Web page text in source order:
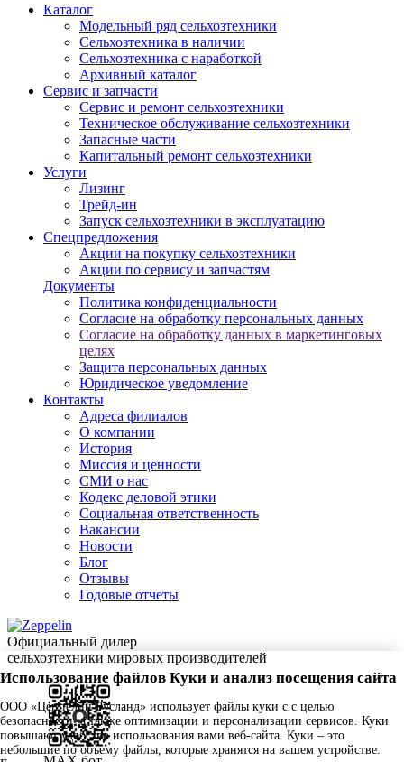
Каталог
Модельный ряд сельхозтехники
Сельхозтехника в наличии
Сельхозтехника с наработкой
Архивный каталог
Сервис и запчасти
Сервис и ремонт сельхозтехники
Техническое обслуживание сельхозтехники
Запасные части
Капитальный ремонт сельхозтехники
Услуги
Лизинг
Трейд-ин
Запуск сельхозтехники в эксплуатацию
Спецпредложения
Акции на покупку сельхозтехники
Акции по сервису и запчастям
Документы
Политика конфиденциальности
Согласие на обработку персональных данных
Согласие на обработку данных в маркетинговых
целях
Защита персональных данных
Юридическое уведомление
Контакты
Адреса филиалов
О компании
История
Миссия и ценности
СМИ о нас
Кодекс деловой этики
Социальная ответственность
Вакансии
Новости
Блог
Отзывы
Годовые отчеты
Официальный дилер
сельхозтехники мировых производителей
Использование файлов Куки и анализ посещения сайта
ООО «Цеппелин Русланд» использует файлы куки c с целью
безопасности, а также оптимизации и персонализации сервисов. Куки
повышают удобство использования вами веб-сайта. Куки – это
небольшие по объему файлы, которые хранятся на вашем устройстве.